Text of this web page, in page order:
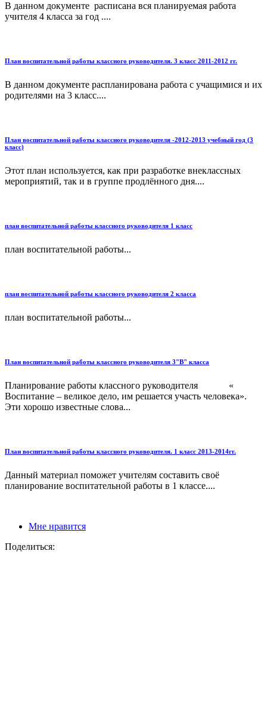
В данном документе расписана вся планируемая работа
учителя 4 класса за год ....
План воспитательной работы классного руководителя. 3 класс 2011-2012 гг.
В данном документе распланирована работа с учащимися и их
родителями на 3 класс....
План воспитательной работы классного руководителя -2012-2013 учебный год (3
класс)
Этот план используется, как при разработке внеклассных
мероприятий, так и в группе продлённого дня....
план воспитательной работы классного руководителя 1 класс
план воспитательной работы...
план воспитательной работы классного руководителя 2 класса
план воспитательной работы...
План воспитательной работы классного руководителя 3"В" класса
Планирование работы классного руководителя «
Воспитание – великое дело, им решается участь человека».
Эти хорошо известные слова...
План воспитательной работы классного руководителя. 1 класс 2013-2014гг.
Данный материал поможет учителям составить своё
планирование воспитательной работы в 1 классе....
Мне нравится
Поделиться: